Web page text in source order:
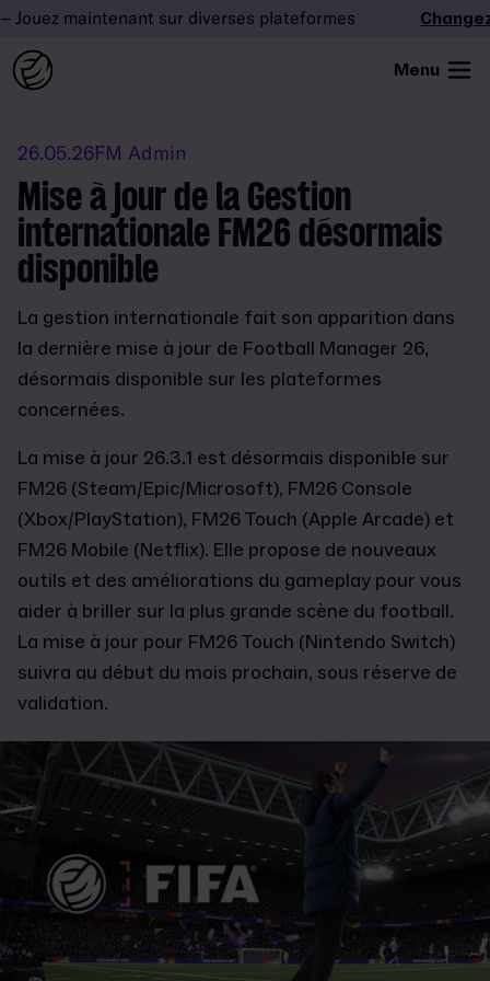
maintenant sur diverses plateformes Changez
Menu
26.05.26FM Admin
Mise à jour de la Gestion
internationale FM26 désormais
disponible
La gestion internationale fait son apparition dans
la dernière mise à jour de Football Manager 26,
désormais disponible sur les plateformes
concernées.
La mise à jour 26.3.1 est désormais disponible sur
FM26 (Steam/Epic/Microsoft), FM26 Console
(Xbox/PlayStation), FM26 Touch (Apple Arcade) et
FM26 Mobile (Netflix). Elle propose de nouveaux
outils et des améliorations du gameplay pour vous
aider à briller sur la plus grande scène du football.
La mise à jour pour FM26 Touch (Nintendo Switch)
suivra au début du mois prochain, sous réserve de
validation.